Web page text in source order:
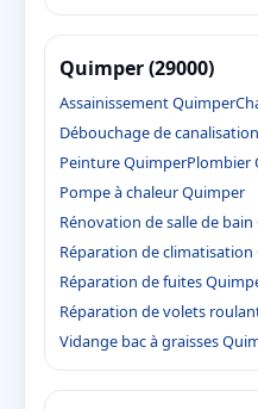
Quimper (29000)
Assainissement Quimper
Débouchage de
Peinture QuimperPlombier
Pompe à chaleur Quimper
Rénovation de salle de
Réparation de
Réparation de fuites
Réparation de volets
Vidange bac à graisses